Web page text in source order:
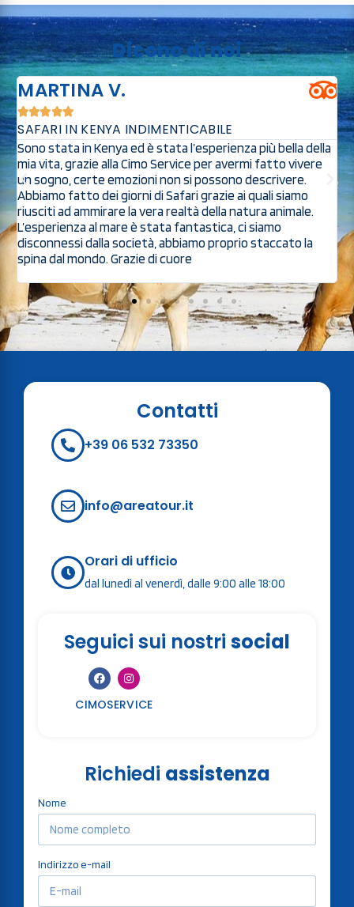
Dicono di noi
MARTINA V.

SAFARI IN KENYA INDIMENTICABILE
Sono stata in Kenya ed è stata l’esperienza più bella della
mia vita, grazie alla Cimo Service per avermi fatto vivere
un sogno, certe emozioni non si possono descrivere.
Abbiamo fatto dei giorni di Safari grazie ai quali siamo
riusciti ad ammirare la vera realtà della natura animale.
L’esperienza al mare è stata fantastica, ci siamo
disconnessi dalla società, abbiamo proprio staccato la
spina dal mondo. Grazie di cuore
Richiedi assistenza
Nome
Indirizzo e-mail
Contatti
+39 06 532 73350
info@areatour.it
Orari di ufficio
dal lunedì al venerdì, dalle 9:00 alle 18:00
Seguici sui nostri social
CIMOSERVICE